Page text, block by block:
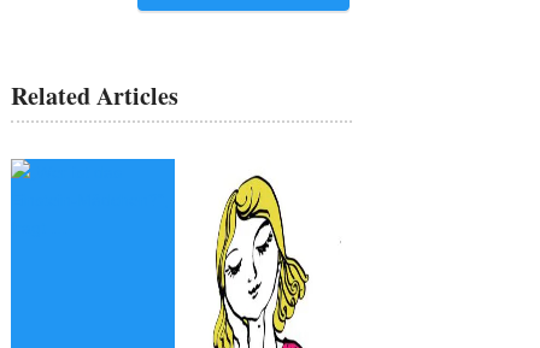
Related Articles